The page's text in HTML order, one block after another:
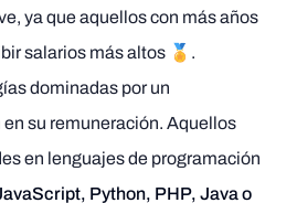
ya que aquellos con más años
salarios más altos 🏅.
dominadas por un
su remuneración. Aquellos
en lenguajes de programación
Python, PHP, Java o